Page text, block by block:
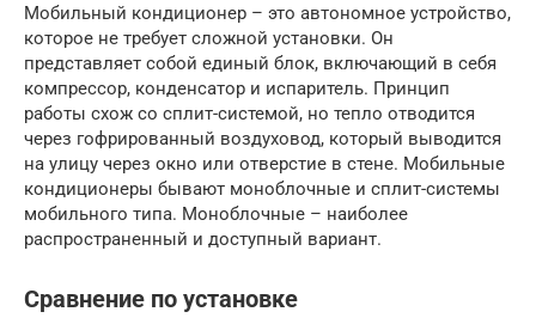
Мобильный кондиционер – это автономное устройство,
которое не требует сложной установки. Он
представляет собой единый блок, включающий в себя
компрессор, конденсатор и испаритель. Принцип
работы схож со сплит-системой, но тепло отводится
через гофрированный воздуховод, который выводится
на улицу через окно или отверстие в стене. Мобильные
кондиционеры бывают моноблочные и сплит-системы
мобильного типа. Моноблочные – наиболее
распространенный и доступный вариант.
Сравнение по установке